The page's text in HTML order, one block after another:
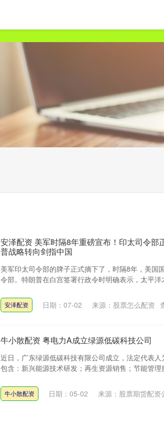
安泽配资 美军时隔8年重磅宣布！印太司令部
普战略转向剑指中国
美军印太司令部的牌子正式摘下了，时隔8年，美国
令部。特朗普在白宫签署行政令时明确表示，太平
安泽配资 日期：07-02 来源：股票怎么配资
牛小散配资 粤电力A成立绿源低碳科技公司
近日，广东绿源低碳科技有限公司成立，法定代表
包含：新兴能源技术研发；再生资源销售；节能管
牛小散配资 日期：05-02 来源：股票期货配资